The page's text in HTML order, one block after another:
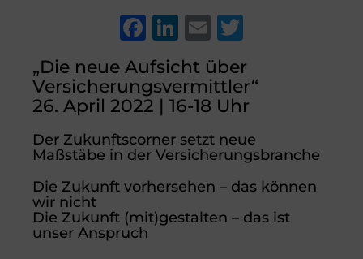
F
a
c
e
b
o
o
k
Li
n
k
e
dI
n
E
m
ai
l
tt
er
„Die neue Aufsicht über
Versicherungsvermittler“
26. April 2022 | 16-18 Uhr
Der Zukunftscorner setzt neue
Maßstäbe in der Versicherungsbranche
Die Zukunft vorhersehen – das können
wir nicht
Die Zukunft (mit)gestalten – das ist
unser Anspruch